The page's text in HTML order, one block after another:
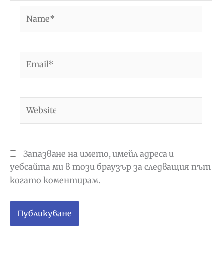
Запазване на името, имейл адреса и
уебсайта ми в този браузър за следващия път
когато коментирам.